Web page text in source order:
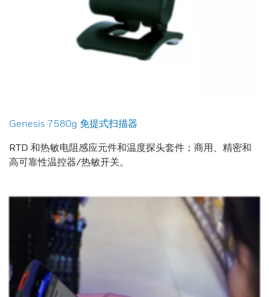
Genesis 7580g 免提式扫描器
RTD 和热敏电阻感应元件和温度探头套件；商用、精密和
高可靠性温控器/热敏开关。